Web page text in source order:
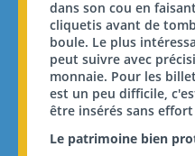
dans son cou en
cliquetis avant de
boule. Le plus
peut suivre avec
monnaie. Pour les
est un peu difficile,
être insérés sans
Le patrimoine bien